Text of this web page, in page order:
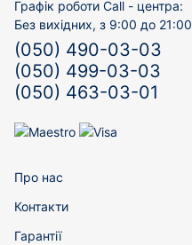
Графік роботи Call - центра:
Без вихідних, з 9:00 до 21:00
(050) 490-03-03
(050) 499-03-03
(050) 463-03-01
Про нас
Контакти
Гарантії